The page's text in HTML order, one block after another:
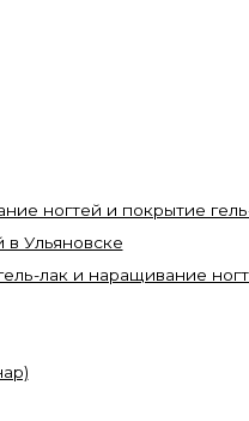
ногтей и покрытие
в Ульяновске
лак и наращивание